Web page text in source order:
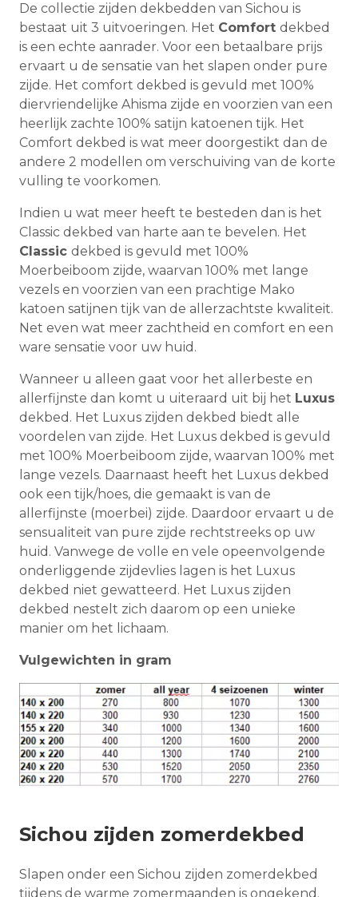
De collectie zijden dekbedden van Sichou is
bestaat uit 3 uitvoeringen. Het Comfort dekbed
is een echte aanrader. Voor een betaalbare prijs
ervaart u de sensatie van het slapen onder pure
zijde. Het comfort dekbed is gevuld met 100%
diervriendelijke Ahisma zijde en voorzien van een
heerlijk zachte 100% satijn katoenen tijk. Het
Comfort dekbed is wat meer doorgestikt dan de
andere 2 modellen om verschuiving van de korte
vulling te voorkomen.
Indien u wat meer heeft te besteden dan is het
Classic dekbed van harte aan te bevelen. Het
Classic dekbed is gevuld met 100%
Moerbeiboom zijde, waarvan 100% met lange
vezels en voorzien van een prachtige Mako
katoen satijnen tijk van de allerzachtste kwaliteit.
Net even wat meer zachtheid en comfort en een
ware sensatie voor uw huid.
Wanneer u alleen gaat voor het allerbeste en
allerfijnste dan komt u uiteraard uit bij het Luxus
dekbed. Het Luxus zijden dekbed biedt alle
voordelen van zijde. Het Luxus dekbed is gevuld
met 100% Moerbeiboom zijde, waarvan 100% met
lange vezels. Daarnaast heeft het Luxus dekbed
ook een tijk/hoes, die gemaakt is van de
allerfijnste (moerbei) zijde. Daardoor ervaart u de
sensualiteit van pure zijde rechtstreeks op uw
huid. Vanwege de volle en vele opeenvolgende
onderliggende zijdevlies lagen is het Luxus
dekbed niet gewatteerd. Het Luxus zijden
dekbed nestelt zich daarom op een unieke
manier om het lichaam.
Vulgewichten in gram
Sichou zijden zomerdekbed
Slapen onder een Sichou zijden zomerdekbed
tijdens de warme zomermaanden is ongekend.